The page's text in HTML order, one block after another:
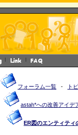
フォーラム一覧 - ト
astah*への改善アイデ
ER図のエンティティ